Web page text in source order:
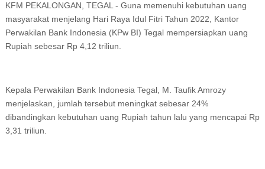
KFM PEKALONGAN, TEGAL - Guna memenuhi kebutuhan uang
masyarakat menjelang Hari Raya Idul Fitri Tahun 2022, Kantor
Perwakilan Bank Indonesia (KPw BI) Tegal mempersiapkan uang
Rupiah sebesar Rp 4,12 triliun.
Kepala Perwakilan Bank Indonesia Tegal, M. Taufik Amrozy
menjelaskan, jumlah tersebut meningkat sebesar 24%
dibandingkan kebutuhan uang Rupiah tahun lalu yang mencapai Rp
3,31 triliun.